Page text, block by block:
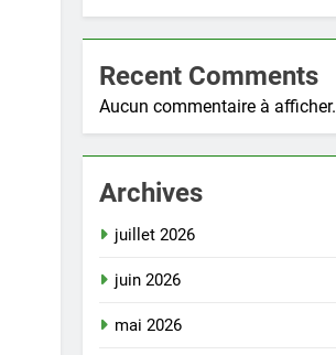
Recent Comments
Aucun commentaire à afficher.
Archives
juillet 2026
juin 2026
mai 2026